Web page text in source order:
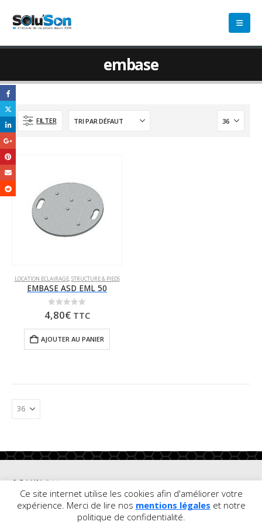
embase
FILTER
LOCATION ECLAIRAGE,STRUCTURE & PIEDS
EMBASE ASD EML 50
0 sur 5
4,80€ TTC
AJOUTER AU PANIER
© Copyright
Ce site internet utilise les cookies afin d'améliorer votre
expérience. Merci de lire nos mentions légales et notre
politique de confidentialité.